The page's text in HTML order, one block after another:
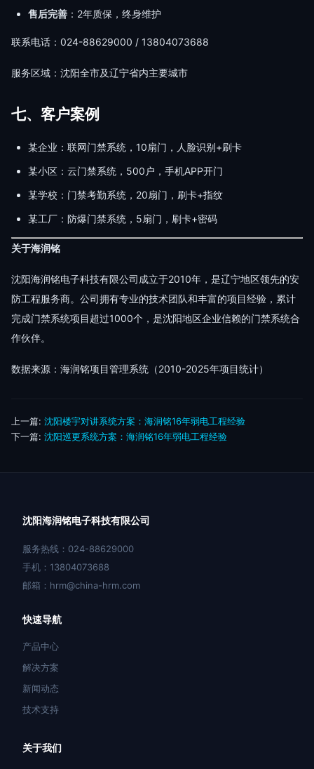
售后完善 ：2年质保，终身维护
联系电话：024-88629000 / 13804073688
服务区域：沈阳全市及辽宁省内主要城市
七、客户案例
某企业：联网门禁系统，10扇门，人脸识别+刷卡
某小区：云门禁系统，500户，手机APP开门
某学校：门禁考勤系统，20扇门，刷卡+指纹
某工厂：防爆门禁系统，5扇门，刷卡+密码
关于海润铭
沈阳海润铭电子科技有限公司成立于2010年，是辽宁地区领先的安
防工程服务商。公司拥有专业的技术团队和丰富的项目经验，累计
完成门禁系统项目超过1000个，是沈阳地区企业信赖的门禁系统合
作伙伴。
数据来源：海润铭项目管理系统（2010-2025年项目统计）
上一篇: 沈阳楼宇对讲系统方案：海润铭16年弱电工程经验
下一篇: 沈阳巡更系统方案：海润铭16年弱电工程经验
沈阳海润铭电子科技有限公司
服务热线：024-88629000
手机：13804073688
邮箱：hrm@china-hrm.com
快速导航
产品中心
解决方案
新闻动态
技术支持
关于我们